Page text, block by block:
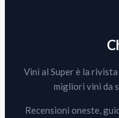
Vini al Super è la
migliori vini da
Recensioni oneste,